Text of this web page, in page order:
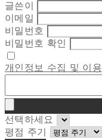
글쓴이
이메일
비밀번호
비밀번호 확인
개인정보 수집 및 이용
선택하세요
평점 주기